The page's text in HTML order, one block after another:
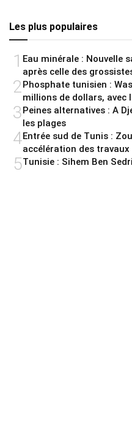
Les plus populaires
1 Eau minérale : Nouvelle
après celle des
2Phosphate tunisien :
millions de dollars, avec
3Peines alternatives : A
les plages
4Entrée sud de Tunis :
accélération des travaux
5Tunisie : Sihem Ben